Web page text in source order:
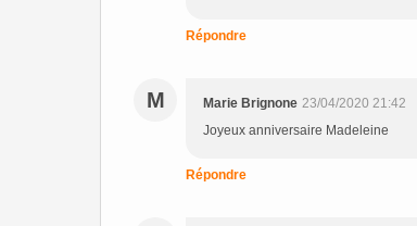
Répondre
M Marie Brignone 23/04/2020 21:42
Joyeux anniversaire Madeleine
Répondre